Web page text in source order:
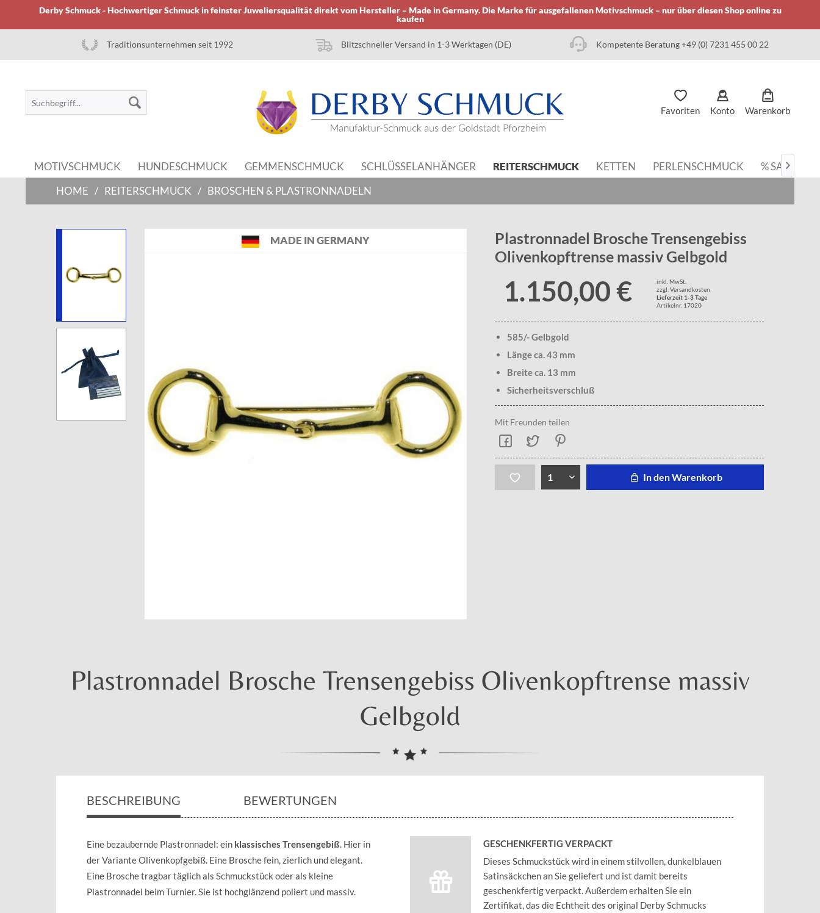
Derby Schmuck - Hochwertiger Schmuck in feinster Juweliersqualität direkt vom Hersteller – Made in Germany. Die Marke für ausgefallenen Motivschmuck – nur über diesen Shop online zu
kaufen
Traditionsunternehmen seit 1992 Blitzschneller Versand in 1-3 Werktagen (DE) Kompetente Beratung +49 (0) 7231 455 00 22
Favoriten Konto Warenkorb
MOTIVSCHMUCK HUNDESCHMUCK GEMMENSCHMUCK SCHLÜSSELANHÄNGER REITERSCHMUCK KETTEN PERLENSCHMUCK % SALE

HOME / REITERSCHMUCK / BROSCHEN & PLASTRONNADELN
MADE IN GERMANY
Plastronnadel Brosche Trensengebiss
Olivenkopftrense massiv Gelbgold
1.150,00 €
inkl. MwSt.
zzgl. Versandkosten
Lieferzeit 1-3 Tage
Artikelnr. 17020
585/- Gelbgold
Länge ca. 43 mm
Breite ca. 13 mm
Sicherheitsverschluß
Mit Freunden teilen
In den Warenkorb
Plastronnadel Brosche Trensengebiss Olivenkopftrense massiv
Gelbgold
BESCHREIBUNG BEWERTUNGEN
Eine bezaubernde Plastronnadel: ein klassisches Trensengebiß . Hier in
der Variante Olivenkopfgebiß. Eine Brosche fein, zierlich und elegant.
Eine Brosche tragbar täglich als Schmuckstück oder als kleine
Plastronnadel beim Turnier. Sie ist hochglänzend poliert und massiv.
GESCHENKFERTIG VERPACKT
Dieses Schmuckstück wird in einem stilvollen, dunkelblauen
Satinsäckchen an Sie geliefert und ist damit bereits
geschenkfertig verpackt. Außerdem erhalten Sie ein
Zertifikat, das die Echtheit des original Derby Schmucks